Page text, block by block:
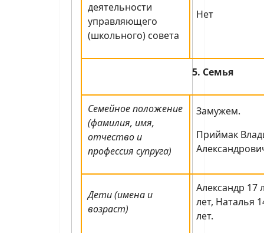
деятельности
управляющего
(школьного) совета
Нет
5. Семья
Семейное положение
(фамилия, имя,
отчество и
профессия супруга)
Замужем.
Приймак
Дети (имена и
возраст)
Александр 17
лет, Наталья
лет.